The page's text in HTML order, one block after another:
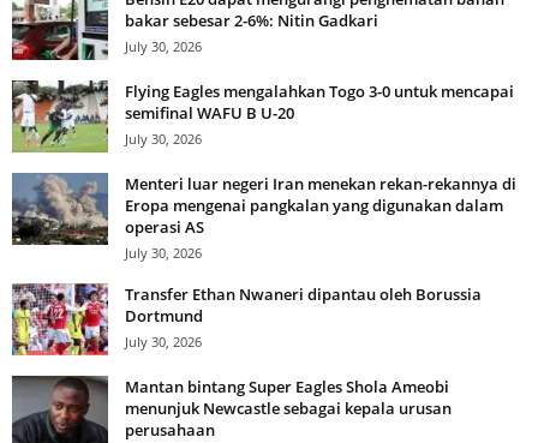
bakar sebesar 2-6%: Nitin Gadkari
July 30, 2026
Flying Eagles mengalahkan Togo 3-0 untuk mencapai
semifinal WAFU B U-20
July 30, 2026
Menteri luar negeri Iran menekan rekan-rekannya di
Eropa mengenai pangkalan yang digunakan dalam
operasi AS
July 30, 2026
Transfer Ethan Nwaneri dipantau oleh Borussia
Dortmund
July 30, 2026
Mantan bintang Super Eagles Shola Ameobi
menunjuk Newcastle sebagai kepala urusan
perusahaan